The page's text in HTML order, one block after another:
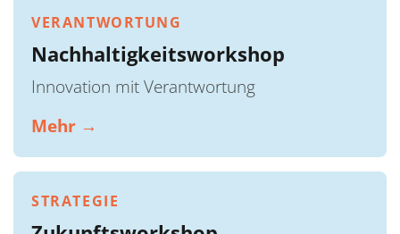
VERANTWORTUNG
Nachhaltigkeitsworkshop
Innovation mit Verantwortung
Mehr →
STRATEGIE